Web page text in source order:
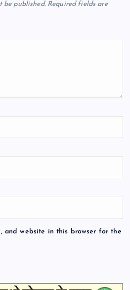
be published. Required fields are
and website in this browser for the